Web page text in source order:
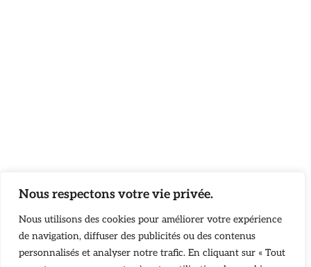
Nous respectons votre vie privée.
Nous utilisons des cookies pour améliorer votre expérience
de navigation, diffuser des publicités ou des contenus
personnalisés et analyser notre trafic. En cliquant sur « Tout